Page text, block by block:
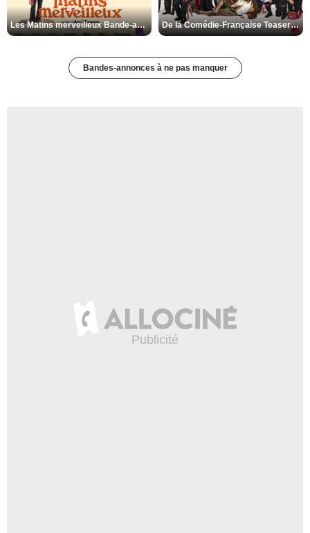
Les Matins merveilleux Bande-annonce VF De la Comédie-Française Teaser VF
Bandes-annonces à ne pas manquer